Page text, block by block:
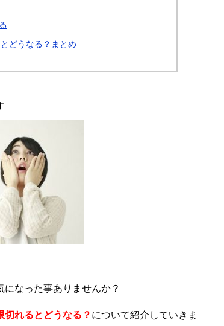
どうなる？まとめ
なった事ありませんか？
切れるとどうなる？ について紹介していきま